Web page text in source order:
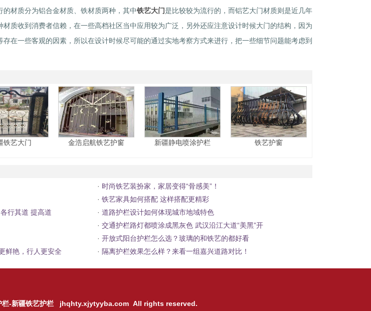
1 2 3
材质分为铝合金材质、铁材质两种，其中铁艺大门是比较较为流行的，而铝艺大门材质则是近几年
质收到消费者信赖，在一些高档社区当中应用较为广泛，另外还应注意设计时候大门的结构，因为
在一些客观的因素，所以在设计时候尽可能的通过实地考察方式来进行，把一些细节问题能考虑到
铁艺大门 金浩启航铁艺护窗 新疆静电喷涂护栏 铁艺护窗
· 时尚铁艺装扮家，家居变得“骨感美”！
· 铁艺家具如何搭配 这样搭配更精彩
行其道 提高道 · 道路护栏设计如何体现城市地域特色
· 交通护栏路灯都喷涂成黑灰色 武汉沿江大道“美黑”开
· 开放式阳台护栏怎么选？玻璃的和铁艺的都好看
鲜艳，行人更安全 · 隔离护栏效果怎么样？来看一组嘉兴道路对比！
栏-新疆铁艺护栏 jhqhty.xjytyyba.com All rights reserved.